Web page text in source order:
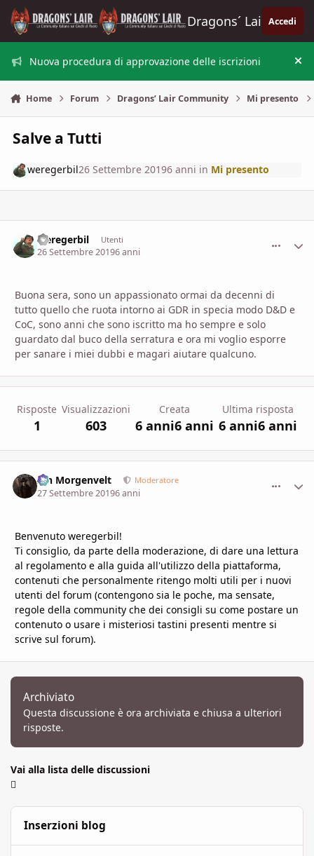
Vai al contenuto
Dragons´ Lair Accedi
Nuova procedura di approvazione delle iscrizioni
Home Forum Dragons’ Lair Community Mi presento
Salve a Tutti
weregerbil26 Settembre 20196 anni in Mi presento
weregerbil Utenti
26 Settembre 20196 anni
Buona sera, sono un appassionato ormai da decenni di
tutto quello che ruota intorno ai GDR in specia modo D&D e
CoC, sono anni che sono iscritto ma ho sempre e solo
guardato dal buco della serratura e ora mi voglio esporre
per sanare i miei dubbi e magari aiutare qualcuno.
Risposte
1
Visualizzazioni
603
Creata
6 anni6 anni
Ultima risposta
6 anni6 anni
Ian Morgenvelt Moderatore
27 Settembre 20196 anni
Benvenuto weregerbil!
Ti consiglio, da parte della moderazione, di dare una lettura
al regolamento e alla guida all'utilizzo della piattaforma,
contenuti che personalmente ritengo molti utili per i nuovi
utenti del forum (contengono sia le poche, ma sensate,
regole della community che dei consigli su come postare un
contenuto o usare i misteriosi tastini presenti mentre si
scrive sul forum).
Archiviato
Questa discussione è ora archiviata e chiusa a ulteriori
risposte.
Vai alla lista delle discussioni
Inserzioni blog